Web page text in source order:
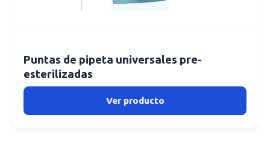
Puntas de pipeta universales pre-
esterilizadas
Ver producto